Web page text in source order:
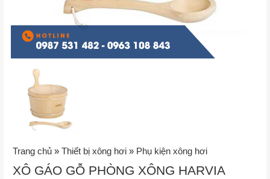
Trang chủ » Thiết bị xông hơi » Phụ kiện xông hơi
XÔ GÁO GỖ PHÒNG XÔNG HARVIA